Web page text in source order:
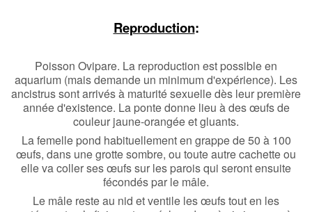
Reproduction:
Poisson Ovipare. La reproduction est possible en
aquarium (mais demande un minimum d'expérience). Les
ancistrus sont arrivés à maturité sexuelle dès leur première
année d'existence. La ponte donne lieu à des œufs de
couleur jaune-orangée et gluants.
La femelle pond habituellement en grappe de 50 à 100
œufs, dans une grotte sombre, ou toute autre cachette ou
elle va coller ses œufs sur les parois qui seront ensuite
fécondés par le mâle.
Le mâle reste au nid et ventile les œufs tout en les